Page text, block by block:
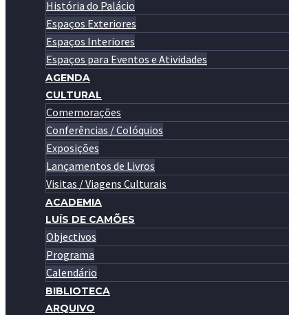
História do Palácio
Espaços Exteriores
Espaços Interiores
Espaços para Eventos e Atividades
AGENDA
CULTURAL
Comemorações
Conferências / Colóquios
Exposições
Lançamentos de Livros
Visitas / Viagens Culturais
ACADEMIA
LUÍS DE CAMÕES
Objectivos
Programa
Calendário
BIBLIOTECA
ARQUIVO